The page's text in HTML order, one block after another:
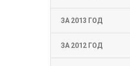
ЗА 2013 ГОД
ЗА 2012 ГОД